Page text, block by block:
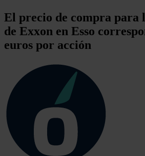
El precio de compra para
de Exxon en Esso
euros por acción